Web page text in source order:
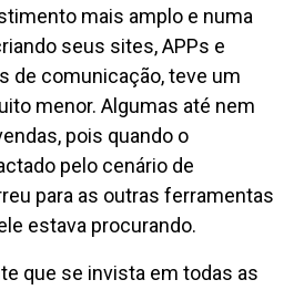
mais amplo e numa
seus sites, APPs e
de comunicação, teve um
menor. Algumas até nem
pois quando o
pelo cenário de
para as outras ferramentas
estava procurando.
que se invista em todas as